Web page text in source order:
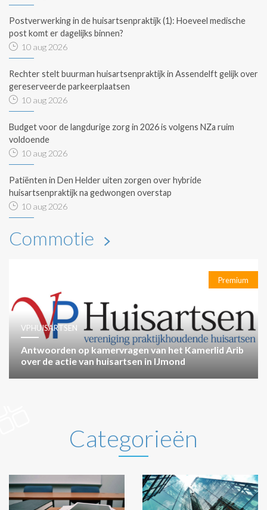
Postverwerking in de huisartsenpraktijk (1): Hoeveel medische
post komt er dagelijks binnen?
10 aug 2026
Rechter stelt buurman huisartsenpraktijk in Assendelft gelijk over
gereserveerde parkeerplaatsen
10 aug 2026
Budget voor de langdurige zorg in 2026 is volgens NZa ruim
voldoende
10 aug 2026
Patiënten in Den Helder uiten zorgen over hybride
huisartsenpraktijk na gedwongen overstap
10 aug 2026
Commotie
Premium
VPHUISARTSEN
Antwoorden op kamervragen van het Kamerlid Arib
over de actie van huisartsen in IJmond
Categorieën